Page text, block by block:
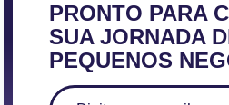
PRONTO PARA
SUA JORNADA
PEQUENOS